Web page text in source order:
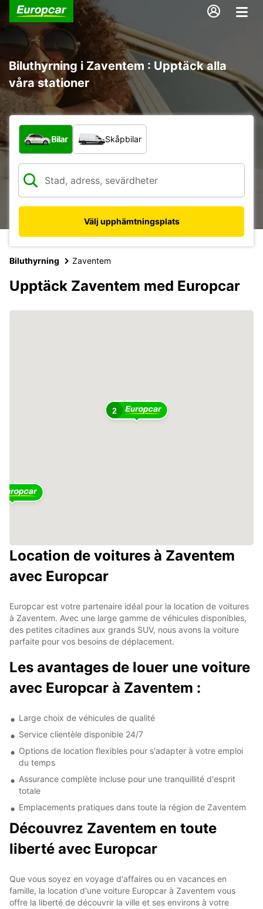
Biluthyrning i Zaventem : Upptäck alla
våra stationer
Vilken typ av fordon?
Bilar Skåpbilar
Välj upphämtningsplats
Biluthyrning Zaventem
Upptäck Zaventem med Europcar
2
Location de voitures à Zaventem
avec Europcar
Europcar est votre partenaire idéal pour la location de voitures
à Zaventem. Avec une large gamme de véhicules disponibles,
des petites citadines aux grands SUV, nous avons la voiture
parfaite pour vos besoins de déplacement.
Les avantages de louer une voiture
avec Europcar à Zaventem :
Large choix de véhicules de qualité
Service clientèle disponible 24/7
Options de location flexibles pour s'adapter à votre emploi
du temps
Assurance complète incluse pour une tranquillité d'esprit
totale
Emplacements pratiques dans toute la région de Zaventem
Découvrez Zaventem en toute
liberté avec Europcar
Que vous soyez en voyage d'affaires ou en vacances en
famille, la location d'une voiture Europcar à Zaventem vous
offre la liberté de découvrir la ville et ses environs à votre